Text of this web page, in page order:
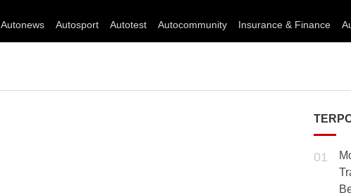
Autonews Autosport Autotest Autocommunity Insurance & Finance
01